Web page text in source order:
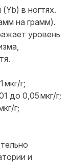
в ногтях.
на грамм).
уровень
мкг/г;
до 0,05 мкг/г;
г;
и